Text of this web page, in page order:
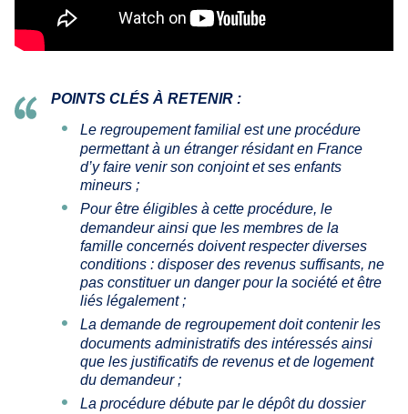
POINTS CLÉS À RETENIR :
Le regroupement familial est une procédure
permettant à un étranger résidant en France
d’y faire venir son conjoint et ses enfants
mineurs ;
Pour être éligibles à cette procédure, le
demandeur ainsi que les membres de la
famille concernés doivent respecter diverses
conditions : disposer des revenus suffisants, ne
pas constituer un danger pour la société et être
liés légalement ;
La demande de regroupement doit contenir les
documents administratifs des intéressés ainsi
que les justificatifs de revenus et de logement
du demandeur ;
La procédure débute par le dépôt du dossier